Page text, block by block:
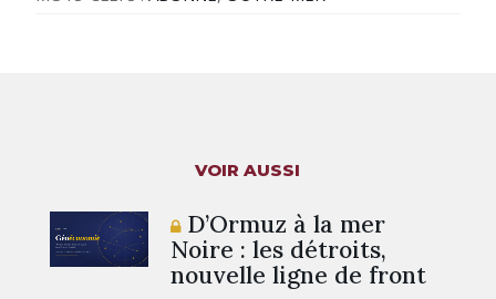
VOIR AUSSI
D’Ormuz à la mer
Noire : les détroits,
nouvelle ligne de front